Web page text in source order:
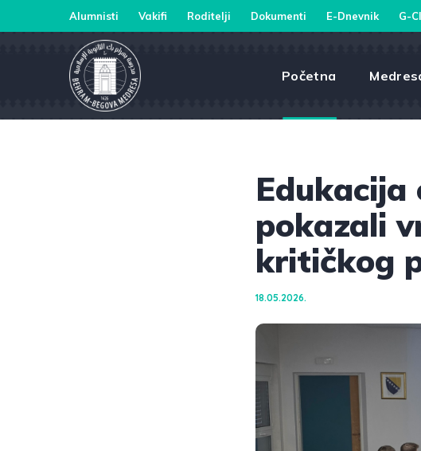
Alumnisti Vakifi Roditelji Dokumenti E-Dnevnik G-
Početna
Edukacija
pokazali
kritičkog
18.05.2026.